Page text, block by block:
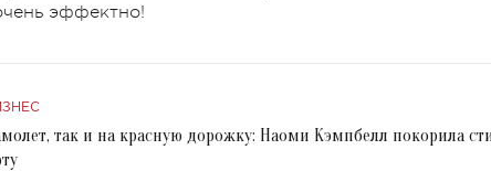
эффектно!
так и на красную дорожку: Наоми Кэмпбелл покорила